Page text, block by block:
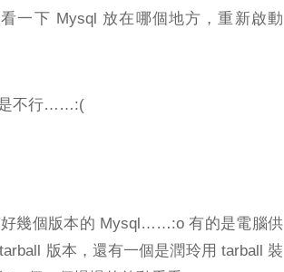
一下 Mysql 放在哪個地方，重新啟動
是不行……:(
幾個版本的 Mysql……:o 有的是電腦供
版本，還有一個是潤玲用 tarball 裝